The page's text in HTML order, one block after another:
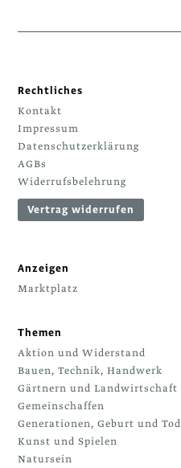
Rechtliches
Kontakt
Impressum
Datenschutzerklärung
AGBs
Widerrufsbelehrung
Vertrag widerrufen
Anzeigen
Marktplatz
Themen
Aktion und Widerstand
Bauen, Technik, Handwerk
Gärtnern und Landwirtschaft
Gemeinschaffen
Generationen, Geburt und Tod
Kunst und Spielen
Natursein